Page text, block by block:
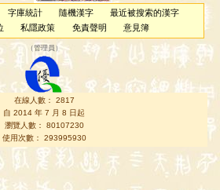
字庫統計 隨機漢字
最近被搜索的漢字
私隱政策 免責聲明 意見簿
（管理員 ）
在線人數： 2817
自 2014 年 7 月 8 日起
瀏覽人數： 80107230
使用次數： 293995930